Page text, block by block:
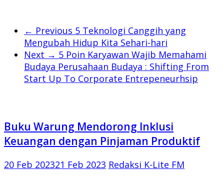
← Previous 5 Teknologi Canggih yang
Mengubah Hidup Kita Sehari-hari
Next → 5 Poin Karyawan Wajib Memahami
Budaya Perusahaan Budaya : Shifting From
Start Up To Corporate Entrepeneurhsip
Buku Warung Mendorong Inklusi
Keuangan dengan Pinjaman Produktif
20 Feb 202321 Feb 2023 Redaksi K-Lite FM